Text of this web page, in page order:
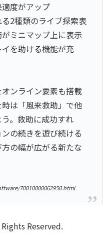
度がアップ
2種類のライブ探索表
ミニマップ上に表示
を助ける機能が充
ンライン要素も搭載
は「風来救助」で他
。救助に成功すれ
の続きを遊び続ける
の幅が広がる新たな
70010000062950.html
Reserved.